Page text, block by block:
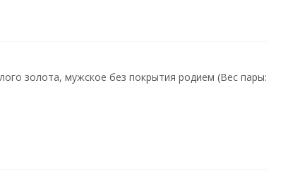
золота, мужское без покрытия родием (Вес пары: